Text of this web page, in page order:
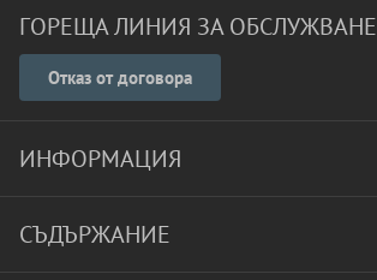
ГОРЕЩА ЛИНИЯ ЗА ОБСЛУЖВАНЕ
Отказ от договора
ИНФОРМАЦИЯ
СЪДЪРЖАНИЕ